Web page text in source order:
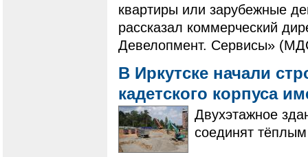
квартиры или зарубежные
рассказал коммерческий
Девелопмент. Сервисы»
В Иркутске начали
кадетского корпуса
Двухэтажное
соединят